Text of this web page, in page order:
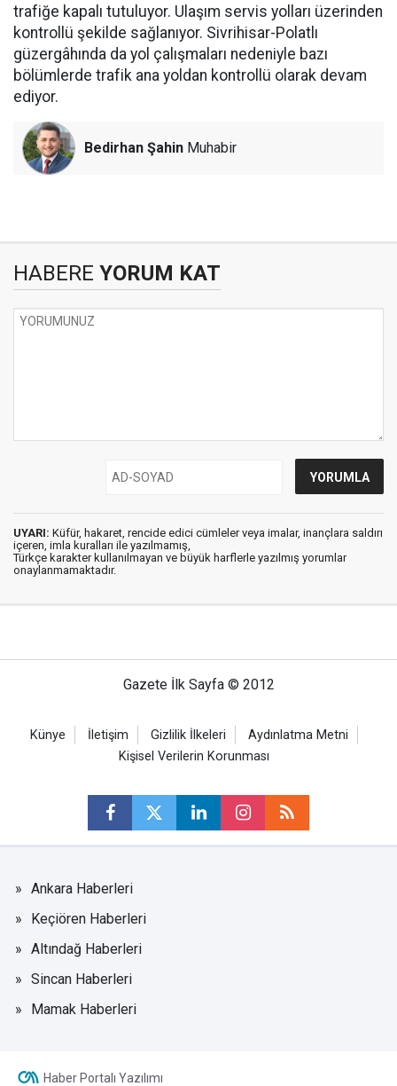
trafiğe kapalı tutuluyor. Ulaşım servis yolları üzerinden
kontrollü şekilde sağlanıyor. Sivrihisar-Polatlı
güzergâhında da yol çalışmaları nedeniyle bazı
bölümlerde trafik ana yoldan kontrollü olarak devam
ediyor.
Bedirhan Şahin Muhabir
HABERE YORUM KAT
UYARI: Küfür, hakaret, rencide edici cümleler veya imalar, inançlara saldırı
içeren, imla kuralları ile yazılmamış,
Türkçe karakter kullanılmayan ve büyük harflerle yazılmış yorumlar
onaylanmamaktadır.
Gazete İlk Sayfa © 2012
Künye İletişim Gizlilik İlkeleri
Aydınlatma Metni
Kişisel Verilerin Korunması
Ankara Haberleri
Keçiören Haberleri
Altındağ Haberleri
Sincan Haberleri
Mamak Haberleri
Haber Portalı Yazılımı